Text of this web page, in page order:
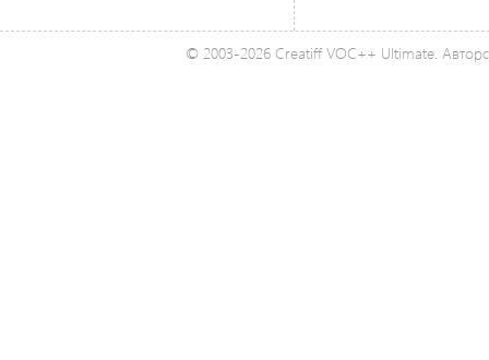
© 2003-2026 Creatiff VOC++ Ultimate.